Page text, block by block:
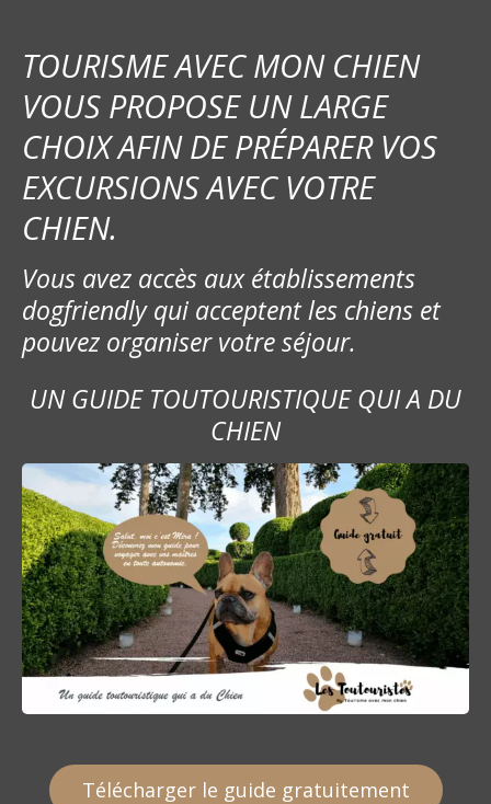
TOURISME AVEC MON CHIEN
VOUS PROPOSE UN LARGE
CHOIX AFIN DE PRÉPARER VOS
EXCURSIONS AVEC VOTRE
CHIEN.
Vous avez accès aux établissements
dogfriendly qui acceptent les chiens et
pouvez organiser votre séjour.
UN GUIDE TOUTOURISTIQUE QUI A DU
CHIEN
Télécharger le guide gratuitement